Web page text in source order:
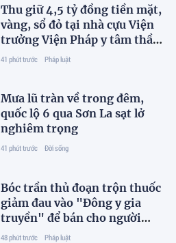
Thu giữ 4,5 tỷ đồng tiền mặt,
vàng, sổ đỏ tại nhà cựu Viện
trưởng Viện Pháp y tâm thần
Trung ương
41 phút trước Pháp luật
Mưa lũ tràn về trong đêm,
quốc lộ 6 qua Sơn La sạt lở
nghiêm trọng
41 phút trước Đời sống
Bóc trần thủ đoạn trộn thuốc
giảm đau vào "Đông y gia
truyền" để bán cho người
bệnh
48 phút trước Pháp luật